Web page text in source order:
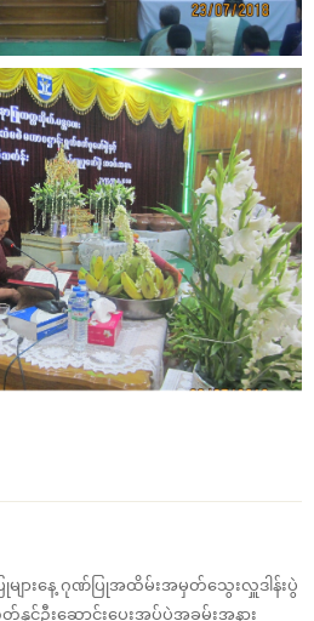
များနေ့ ဂုဏ်ပြုအထိမ်းအမှတ်သွေးလှူဒါန်းပွဲ
နှင့်ဦးဆောင်းပေးအပ်ပွဲအခမ်းအနား